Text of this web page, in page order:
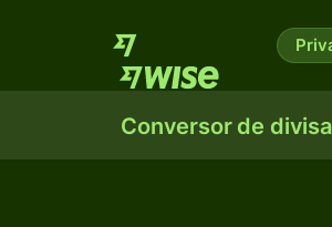
Conversor de